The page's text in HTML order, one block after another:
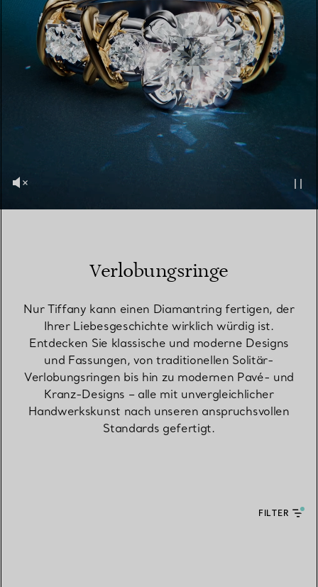
Verlobungsringe
Nur Tiffany kann einen Diamantring fertigen, der
Ihrer Liebesgeschichte wirklich würdig ist.
Entdecken Sie klassische und moderne Designs
und Fassungen, von traditionellen Solitär-
Verlobungsringen bis hin zu modernen Pavé- und
Kranz-Designs – alle mit unvergleichlicher
Handwerkskunst nach unseren anspruchsvollen
Standards gefertigt.
FILTER